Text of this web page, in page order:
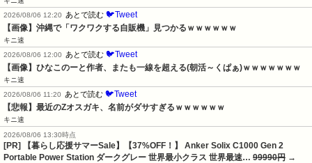
2026/08/06 12:20
あとで読む 🐦Tweet
【画像】沖縄で「ワクワクする自販機」見つかるｗｗｗｗｗｗ
キニ速
2026/08/06 12:00
あとで読む 🐦Tweet
【画像】ひなこのーと作者、またも一線を超える(朝活～くぱぁ)ｗｗｗｗｗｗｗ
キニ速
2026/08/06 11:20
あとで読む 🐦Tweet
【悲報】最近のZオスガキ、名前がダサすぎるｗｗｗｗｗｗ
キニ速
2026/08/06 13:30時点
[PR] 【暮らし応援サマーSale】【37%OFF！】 Anker Solix C1000 Gen 2
Portable Power Station ダークグレー 世界最小クラス 世界最速… 99990円 →